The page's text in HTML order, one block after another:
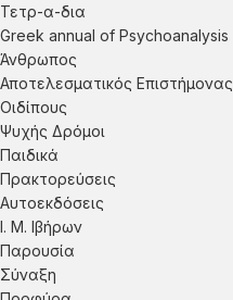
Τετρ-α-δια
Greek annual of Psychoanalysis
Άνθρωπος
Αποτελεσματικός Επιστήμονας
Οιδίπους
Ψυχής Δρόμοι
Παιδικά
Πρακτoρεύσεις
Αυτοεκδόσεις
Ι. Μ. Ιβήρων
Παρουσία
Σύναξη